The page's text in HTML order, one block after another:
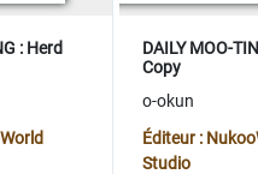
: Herd
DAILY MOO-
Copy
o-okun
Éditeur :
Studio